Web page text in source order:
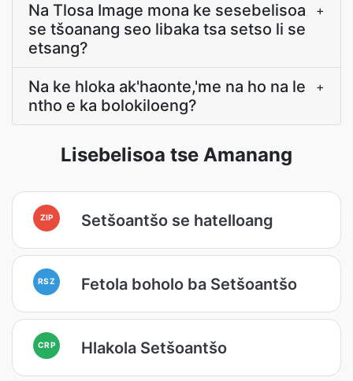
Na Tlosa Image mona ke sesebelisoa
se tšoanang seo libaka tsa setso li se
etsang?
+
Na ke hloka ak'haonte,'me na ho na le
ntho e ka bolokiloeng?
+
Lisebelisoa tse Amanang
ZIP Setšoantšo se hatelloang
RSZ Fetola boholo ba Setšoantšo
CRP Hlakola Setšoantšo